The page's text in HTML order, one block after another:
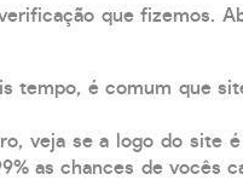
que fizemos.
tempo, é comum que
veja se a logo do site é
as chances de vocês